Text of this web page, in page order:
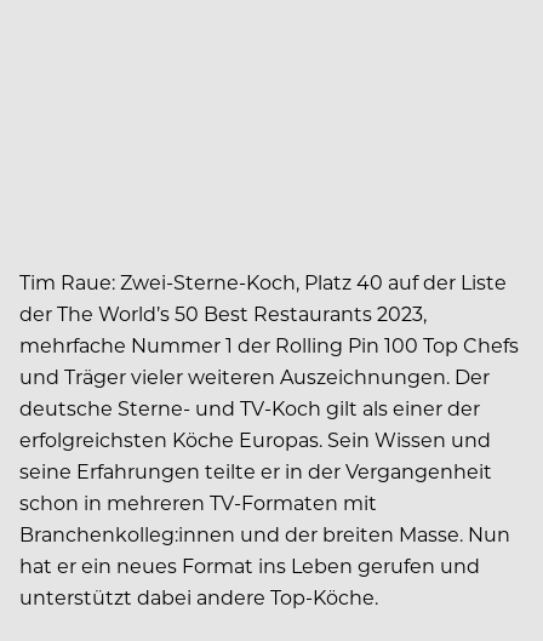
Tim Raue: Zwei-Sterne-Koch, Platz 40 auf der Liste
der The World’s 50 Best Restaurants 2023,
mehrfache Nummer 1 der Rolling Pin 100 Top Chefs
und Träger vieler weiteren Auszeichnungen. Der
deutsche Sterne- und TV-Koch gilt als einer der
erfolgreichsten Köche Europas. Sein Wissen und
seine Erfahrungen teilte er in der Vergangenheit
schon in mehreren TV-Formaten mit
Branchenkolleg:innen und der breiten Masse. Nun
hat er ein neues Format ins Leben gerufen und
unterstützt dabei andere Top-Köche.